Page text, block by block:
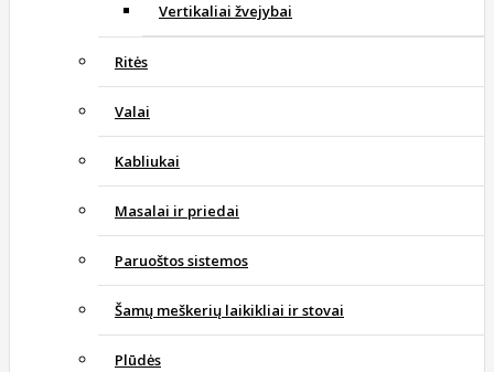
Vertikaliai žvejybai
Ritės
Valai
Kabliukai
Masalai ir priedai
Paruoštos sistemos
Šamų meškerių laikikliai ir stovai
Plūdės